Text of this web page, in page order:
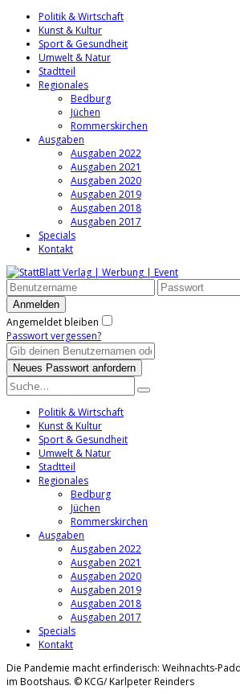
Politik & Wirtschaft
Kunst & Kultur
Sport & Gesundheit
Umwelt & Natur
Stadtteil
Regionales
Bedburg
Jüchen
Rommerskirchen
Ausgaben
Ausgaben 2022
Ausgaben 2021
Ausgaben 2020
Ausgaben 2019
Ausgaben 2018
Ausgaben 2017
Specials
Kontakt
Angemeldet bleiben
Passwort vergessen?
Politik & Wirtschaft
Kunst & Kultur
Sport & Gesundheit
Umwelt & Natur
Stadtteil
Regionales
Bedburg
Jüchen
Rommerskirchen
Ausgaben
Ausgaben 2022
Ausgaben 2021
Ausgaben 2020
Ausgaben 2019
Ausgaben 2018
Ausgaben 2017
Specials
Kontakt
Die Pandemie macht erfinderisch: Weihnachts-
im Bootshaus. © KCG/ Karlpeter Reinders